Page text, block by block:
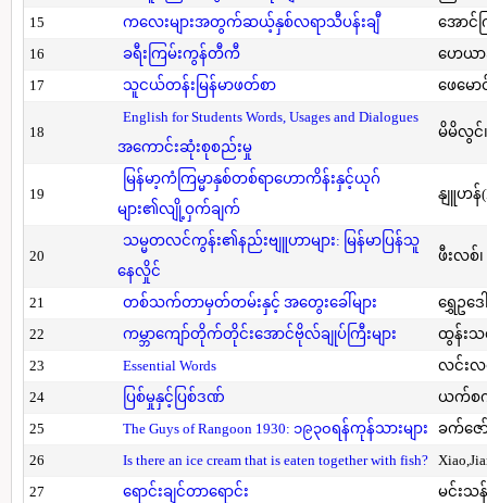
15
ကလေးများအတွက်ဆယ့်နှစ်လရာသီပန်းချီ
အောင်
16
ခရီးကြမ်းကွန်တီကီ
ဟေယာ
17
သူငယ်တန်းမြန်မာဖတ်စာ ဖေမော
18
English for Students Words, Usages and Dialogues
အကောင်းဆုံးစုစည်းမှု
မိမိလွင်၊
19
မြန်မာ့ကံကြမ္မာနှစ်တစ်ရာဟောကိန်းနှင့်ယုဂ်
များ၏လျို့ဝှက်ချက်
နျူဟန်
20
သမ္မတလင်ကွန်း၏နည်းဗျူဟာများ: မြန်မာပြန်သူ
နေလှိုင်
ဖီးလစ်
21 တစ်သက်တာမှတ်တမ်းနှင့် အတွေးခေါ်များ
ရွှေဥဒေ
22
ကမ္ဘာကျော်တိုက်တိုင်းအောင်ဗိုလ်ချုပ်ကြီးများ
ထွန်းသ
23
Essential Words
လင်းလ
24
ပြစ်မှုနှင့်ပြစ်ဒဏ်
ယက်စကီ
25
The Guys of Rangoon 1930: ၁၉၃၀ရန်ကုန်သားများ
ခက်ဇေ
26
Is there an ice cream that is eaten together with fish?
27
ရောင်းချင်တာရောင်း မင်းသ